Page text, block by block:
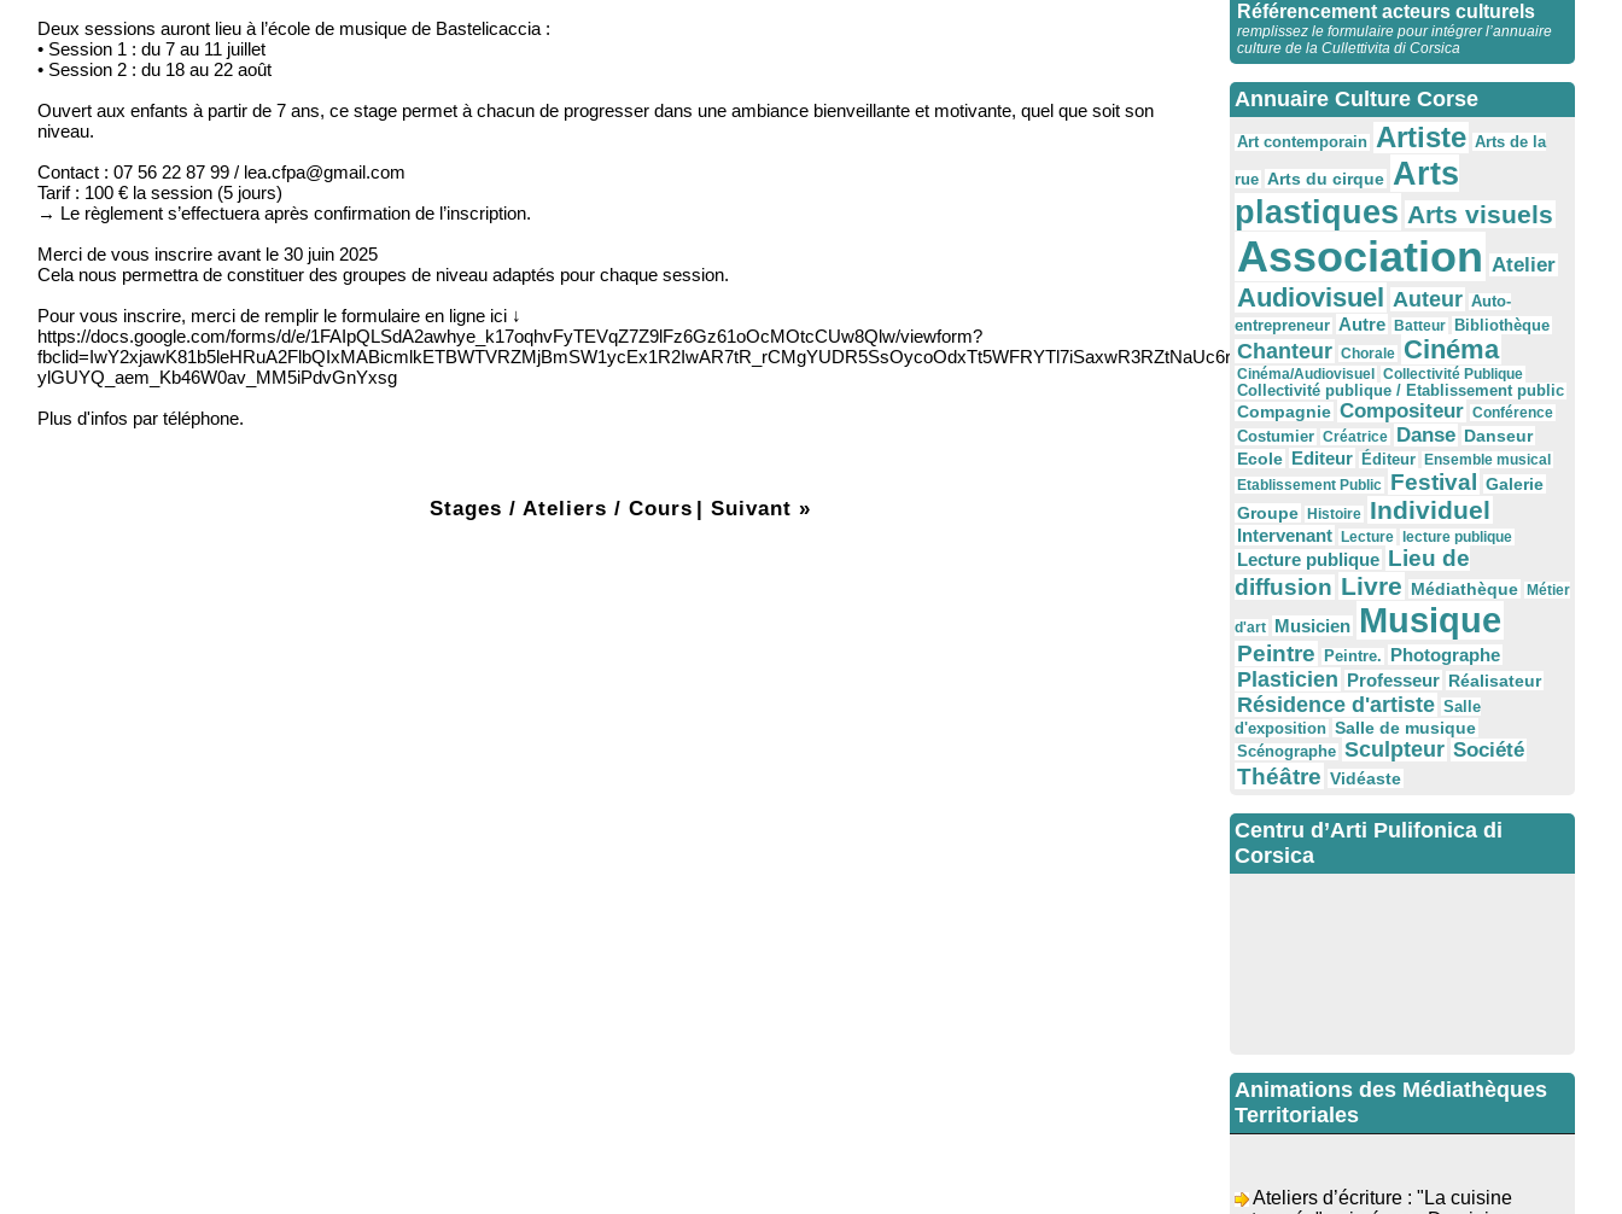
Deux sessions auront lieu à l’école de musique de Bastelicaccia :
• Session 1 : du 7 au 11 juillet
• Session 2 : du 18 au 22 août
Ouvert aux enfants à partir de 7 ans, ce stage permet à chacun de progresser dans une ambiance bienveillante et motivante, quel que soit son
niveau.
Contact : 07 56 22 87 99 / lea.cfpa@gmail.com
Tarif : 100 € la session (5 jours)
→ Le règlement s’effectuera après confirmation de l’inscription.
Merci de vous inscrire avant le 30 juin 2025
Cela nous permettra de constituer des groupes de niveau adaptés pour chaque session.
Pour vous inscrire, merci de remplir le formulaire en ligne ici ↓
https://docs.google.com/forms/d/e/1FAIpQLSdA2awhye_k17oqhvFyTEVqZ7Z9lFz6Gz61oOcMOtcCUw8Qlw/viewform?
fbclid=IwY2xjawK81b5leHRuA2FlbQIxMABicmlkETBWTVRZMjBmSW1ycEx1R2IwAR7tR_rCMgYUDR5SsOycoOdxTt5WFRYTl7iSaxwR3RZtNaUc6rINw0K-
ylGUYQ_aem_Kb46W0av_MM5iPdvGnYxsg
Plus d'infos par téléphone.
Stages / Ateliers / Cours | Suivant »
Référencement acteurs culturels
remplissez le formulaire pour intégrer l’annuaire
culture de la Cullettivita di Corsica
Annuaire Culture Corse
Art contemporain Artiste Arts de la
rue Arts du cirque Arts
plastiques Arts visuels
Association Atelier
Audiovisuel Auteur Auto-
entrepreneur Autre Batteur Bibliothèque
Chanteur Chorale Cinéma
Cinéma/Audiovisuel
Collectivité Publique
Collectivité publique / Etablissement public
Compagnie Compositeur Conférence
Costumier Créatrice Danse Danseur
Ecole Editeur Éditeur
Ensemble musical
Etablissement Public Festival Galerie
Groupe
Histoire Individuel
Intervenant Lecture lecture publique
Lecture publique Lieu de
diffusion Livre Médiathèque Métier
d'art Musicien Musique
Peintre Peintre. Photographe
Plasticien Professeur Réalisateur
Résidence d'artiste Salle
d'exposition Salle de musique
Scénographe Sculpteur Société
Théâtre Vidéaste
Centru d’Arti Pulifonica di
Corsica
Animations des Médiathèques
Territoriales
retrouvée" animés par Dominique